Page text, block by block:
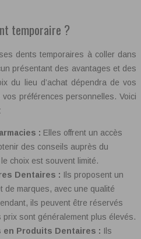
temporaire ?
dents temporaires à coller dans
présentant des avantages et des
du lieu d’achat dépendra de vos
préférences personnelles. Voici
: Elles offrent un accès
des conseils auprès du
choix est souvent limité.
Dentaires : Ils proposent un
de marques, avec une qualité
ils peuvent être réservés
sont généralement plus élevés.
en Produits Dentaires : Ils